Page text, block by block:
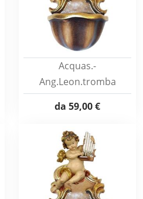
Acquas.-
Ang.Leon.tromba
da 59,00 €